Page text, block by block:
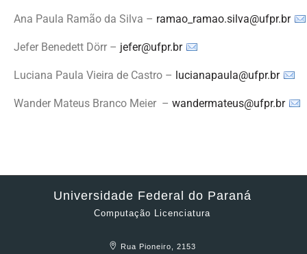
Ana Paula Ramão da Silva – ramao_ramao.silva@ufpr.br
Jefer Benedett Dörr – jefer@ufpr.br
Luciana Paula Vieira de Castro – lucianapaula@ufpr.br
Wander Mateus Branco Meier – wandermateus@ufpr.br
Universidade Federal do Paraná
Computação Licenciatura
Rua Pioneiro, 2153